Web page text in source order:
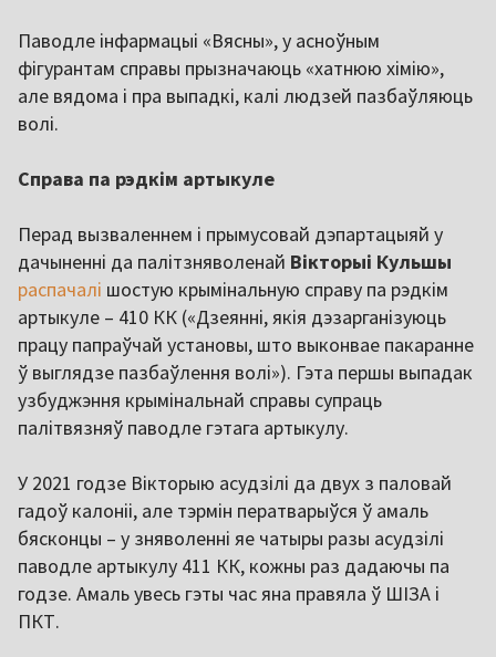
Паводле інфармацыі «Вясны», у асноўным
фігурантам справы прызначаюць «хатнюю хімію»,
але вядома і пра выпадкі, калі людзей пазбаўляюць
волі.
Справа па рэдкім артыкуле
Перад вызваленнем і прымусовай дэпартацыяй у
дачыненні да палітзняволенай Вікторыі Кульшы
распачалі шостую крымінальную справу па рэдкім
артыкуле – 410 КК («Дзеянні, якія дэзарганізуюць
працу папраўчай установы, што выконвае пакаранне
ў выглядзе пазбаўлення волі»). Гэта першы выпадак
узбуджэння крымінальнай справы супраць
палітвязняў паводле гэтага артыкулу.
У 2021 годзе Вікторыю асудзілі да двух з паловай
гадоў калоніі, але тэрмін ператварыўся ў амаль
бясконцы – у зняволенні яе чатыры разы асудзілі
паводле артыкулу 411 КК, кожны раз дадаючы па
годзе. Амаль увесь гэты час яна правяла ў ШІЗА і
ПКТ.